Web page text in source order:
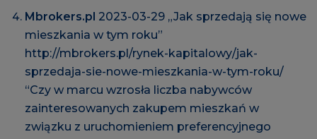
Mbrokers.pl 2023-03-29 „Jak sprzedają się nowe
mieszkania w tym roku”
http://mbrokers.pl/rynek-kapitalowy/jak-
sprzedaja-sie-nowe-mieszkania-w-tym-roku/
“Czy w marcu wzrosła liczba nabywców
zainteresowanych zakupem mieszkań w
związku z uruchomieniem preferencyjnego